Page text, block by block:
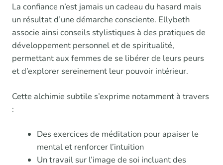
La confiance n’est jamais un cadeau du hasard mais
un résultat d’une démarche consciente. Ellybeth
associe ainsi conseils stylistiques à des pratiques de
développement personnel et de spiritualité,
permettant aux femmes de se libérer de leurs peurs
et d’explorer sereinement leur pouvoir intérieur.
Cette alchimie subtile s’exprime notamment à travers
:
Des exercices de méditation pour apaiser le
mental et renforcer l’intuition
Un travail sur l’image de soi incluant des